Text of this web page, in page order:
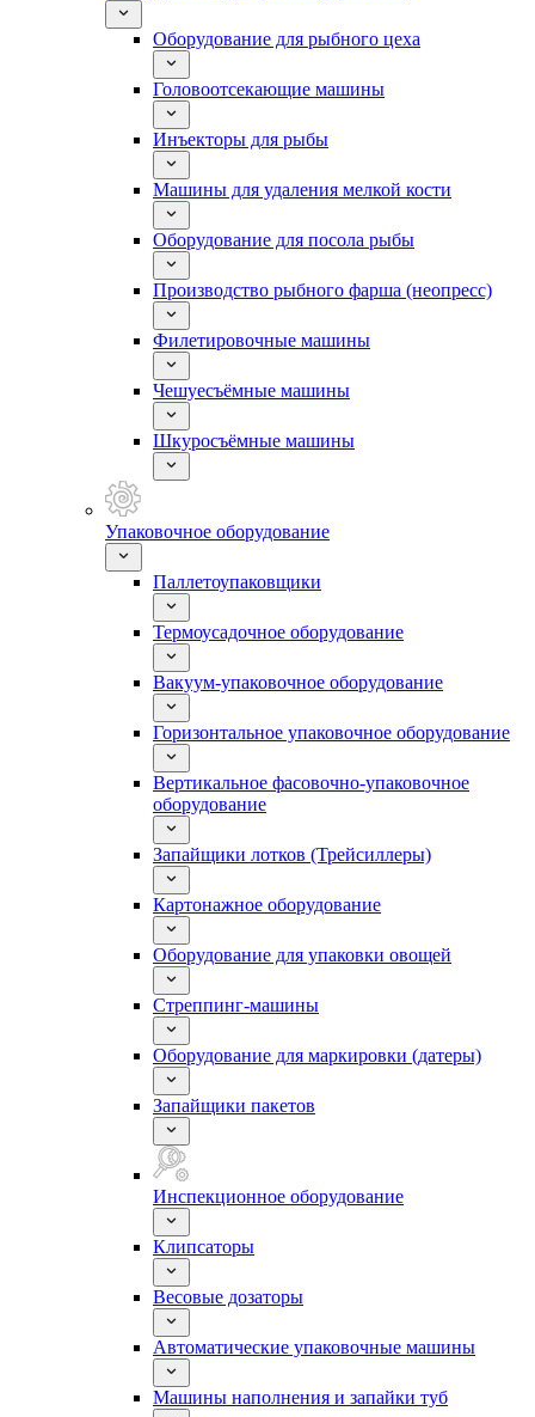
Оборудование для рыбного цеха
Головоотсекающие машины
Инъекторы для рыбы
Машины для удаления мелкой кости
Оборудование для посола рыбы
Производство рыбного фарша (неопресс)
Филетировочные машины
Чешуесъёмные машины
Шкуросъёмные машины
Упаковочное оборудование
Паллетоупаковщики
Термоусадочное оборудование
Вакуум-упаковочное оборудование
Горизонтальное упаковочное оборудование
Вертикальное фасовочно-упаковочное
оборудование
Запайщики лотков (Трейсиллеры)
Картонажное оборудование
Оборудование для упаковки овощей
Стреппинг-машины
Оборудование для маркировки (датеры)
Запайщики пакетов
Инспекционное оборудование
Клипсаторы
Весовые дозаторы
Автоматические упаковочные машины
Машины наполнения и запайки туб